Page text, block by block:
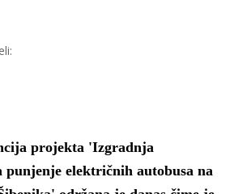
projekta 'Izgradnja
električnih autobusa na